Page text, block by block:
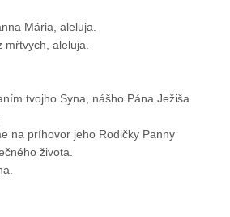
Mária, aleluja.
mŕtvych, aleluja.
tvojho Syna, nášho Pána Ježiša
na príhovor jeho Rodičky Panny
života.